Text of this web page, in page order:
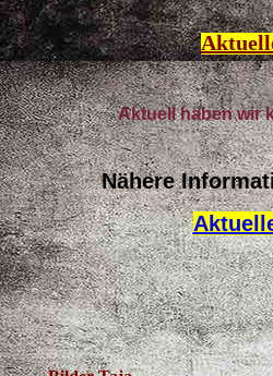
Aktuell haben wir
Nähere